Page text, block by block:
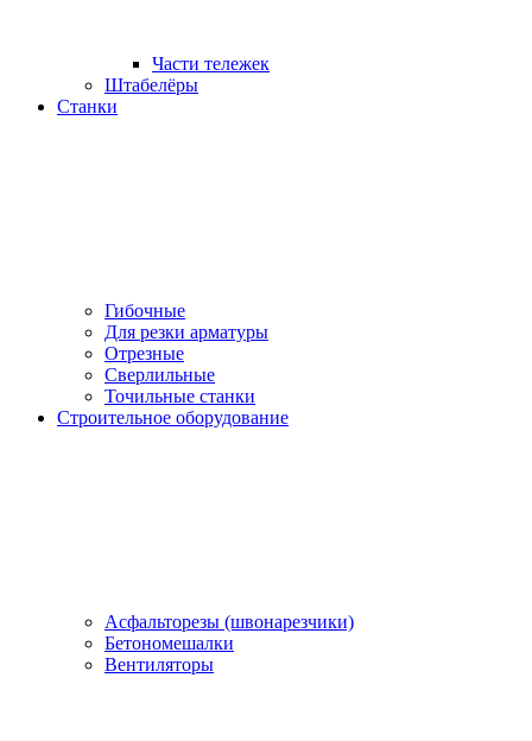
Части тележек
Штабелёры
Станки
Гибочные
Для резки арматуры
Отрезные
Сверлильные
Точильные станки
Строительное оборудование
Асфальторезы (швонарезчики)
Бетономешалки
Вентиляторы